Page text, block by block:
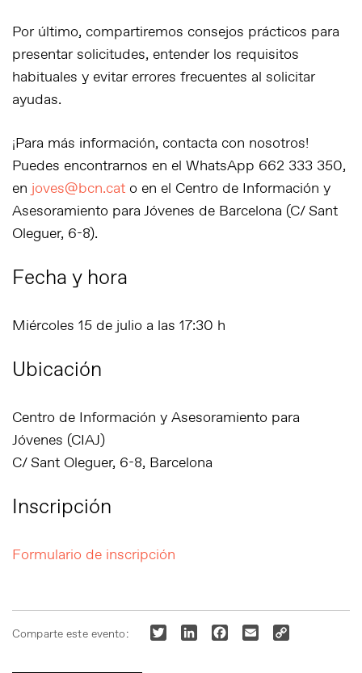
Por último, compartiremos consejos prácticos para
presentar solicitudes, entender los requisitos
habituales y evitar errores frecuentes al solicitar
ayudas.
¡Para más información, contacta con nosotros!
Puedes encontrarnos en el WhatsApp 662 333 350,
en joves@bcn.cat o en el Centro de Información y
Asesoramiento para Jóvenes de Barcelona (C/ Sant
Oleguer, 6-8).
Fecha y hora
Miércoles 15 de julio a las 17:30 h
Ubicación
Centro de Información y Asesoramiento para
Jóvenes (CIAJ)
C/ Sant Oleguer, 6-8, Barcelona
Inscripción
Formulario de inscripción
Comparte este evento: Twitter LinkedInFacebook
Email